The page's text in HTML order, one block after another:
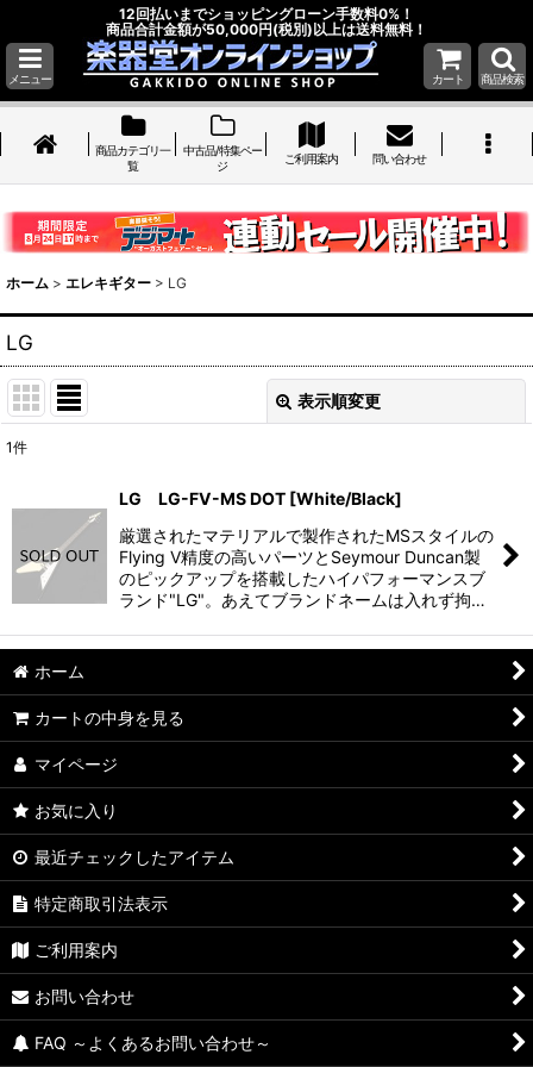
12回払いまでショッピングローン手数料0%！
商品合計金額が50,000円(税別)以上は送料無料！
メニュー カート 商品検索
商品カテゴリ一
覧
中古品/特集ペー
ジ
ご利用案内 問い合わせ
ホーム > エレキギター > LG
LG
表示順変更
並び順:
絞り込む
1件
LG LG-FV-MS DOT [White/Black]
厳選されたマテリアルで製作されたMSスタイルの
Flying V精度の高いパーツとSeymour Duncan製
のピックアップを搭載したハイパフォーマンスブ
ランド"LG"。あえてブランドネームは入れず拘…
ホーム
カートの中身を見る
マイページ
お気に入り
最近チェックしたアイテム
特定商取引法表示
ご利用案内
お問い合わせ
FAQ ～よくあるお問い合わせ～